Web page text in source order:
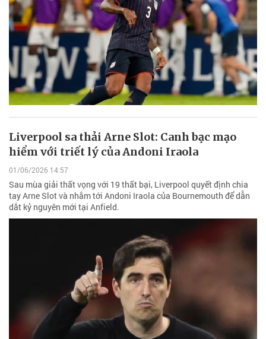
Liverpool sa thải Arne Slot: Canh bạc mạo
hiểm với triết lý của Andoni Iraola
01/06/2026 14:57
Sau mùa giải thất vọng với 19 thất bại, Liverpool quyết định chia
tay Arne Slot và nhắm tới Andoni Iraola của Bournemouth để dẫn
dắt kỷ nguyên mới tại Anfield.